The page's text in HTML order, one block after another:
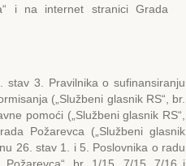
i na internet stranici Grada
3. Pravilnika o sufinansiranju
(„Službeni glasnik RS“, br.
pomoći („Službeni glasnik RS“,
Požarevca („Službeni glasnik
26. stav 1. i 5. Poslovnika o radu